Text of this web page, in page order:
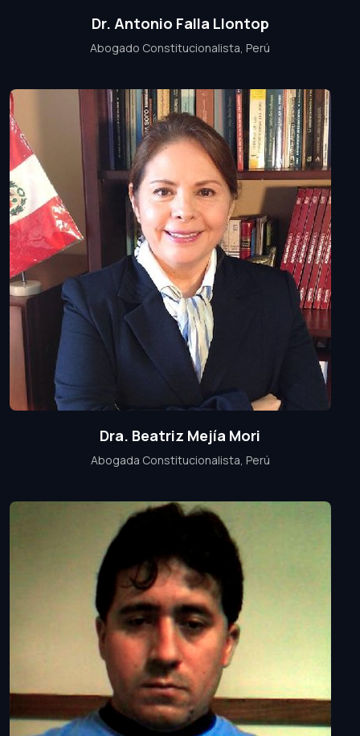
Dr. Antonio Falla Llontop
Abogado Constitucionalista, Perú
Dra. Beatriz Mejía Mori
Abogada Constitucionalista, Perú